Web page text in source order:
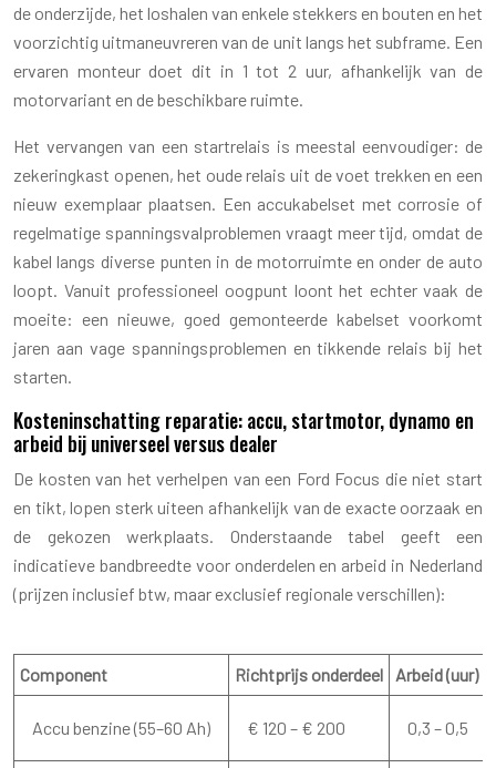
de onderzijde, het loshalen van enkele stekkers en bouten en het
voorzichtig uitmaneuvreren van de unit langs het subframe. Een
ervaren monteur doet dit in 1 tot 2 uur, afhankelijk van de
motorvariant en de beschikbare ruimte.
Het vervangen van een startrelais is meestal eenvoudiger: de
zekeringkast openen, het oude relais uit de voet trekken en een
nieuw exemplaar plaatsen. Een accukabelset met corrosie of
regelmatige spanningsvalproblemen vraagt meer tijd, omdat de
kabel langs diverse punten in de motorruimte en onder de auto
loopt. Vanuit professioneel oogpunt loont het echter vaak de
moeite: een nieuwe, goed gemonteerde kabelset voorkomt
jaren aan vage spanningsproblemen en tikkende relais bij het
starten.
Kosteninschatting reparatie: accu, startmotor, dynamo en
arbeid bij universeel versus dealer
De kosten van het verhelpen van een Ford Focus die niet start
en tikt, lopen sterk uiteen afhankelijk van de exacte oorzaak en
de gekozen werkplaats. Onderstaande tabel geeft een
indicatieve bandbreedte voor onderdelen en arbeid in Nederland
(prijzen inclusief btw, maar exclusief regionale verschillen):
Component Richtprijs onderdeel Arbeid (uur)
Accu benzine (55–60 Ah) € 120 – € 200 0,3 – 0,5